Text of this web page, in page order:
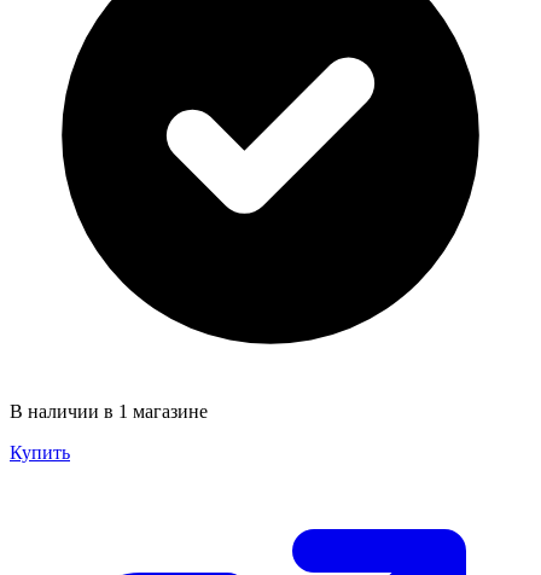
В наличии в 1 магазине
Купить